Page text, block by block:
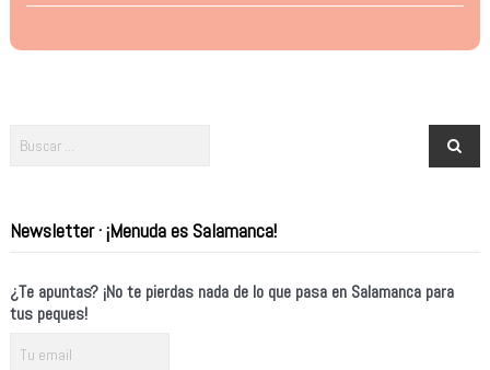
Newsletter · ¡Menuda es Salamanca!
¿Te apuntas? ¡No te pierdas nada de lo que pasa en Salamanca para
tus peques!